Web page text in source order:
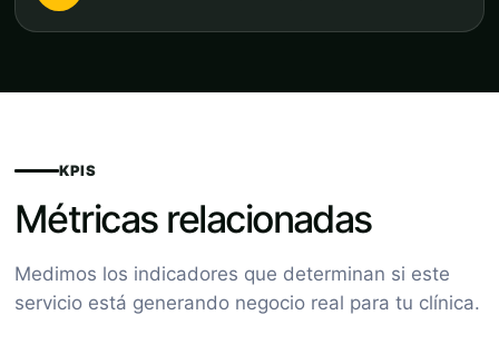
KPIS
Métricas relacionadas
Medimos los indicadores que determinan si este
servicio está generando negocio real para tu clínica.